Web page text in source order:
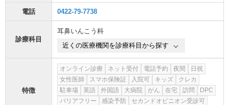
電話 0422-79-7738
診療科目
耳鼻いんこう科
近くの医療機関を診療科目から探す
特徴
オンライン診療 ネット受付 電話予約 夜間
日祝
女性医師
スマホ保険証 入院可 キッズ
クレカ
駐車場
英語 外国語 大病院 がん 在宅 訪問
DPC
バリアフリー
感染予防
セカンドオピニオン受診可